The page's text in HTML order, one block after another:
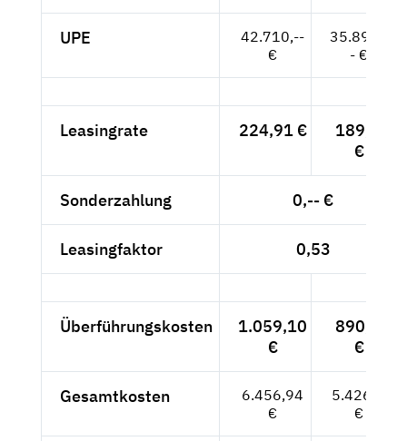
UPE
42.710,--
€
35.891,-
- €
Leasingrate 224,91 €
189,--
€
Sonderzahlung 0,-- €
Leasingfaktor 0,53
Überführungskosten
1.059,10
€
890,--
€
Gesamtkosten
6.456,94
€
5.426,--
€